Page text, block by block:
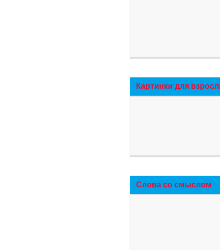
Картинки для
Слова со смыслом